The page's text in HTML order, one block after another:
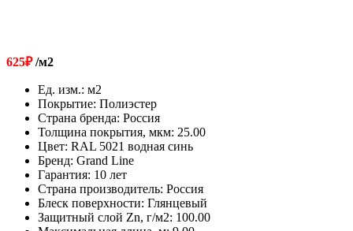
625₽/м2
Ед. изм.: м2
Покрытие: Полиэстер
Страна бренда: Россия
Толщина покрытия, мкм: 25.00
Цвет: RAL 5021 водная синь
Бренд: Grand Line
Гарантия: 10 лет
Страна производитель: Россия
Блеск поверхности: Глянцевый
Защитный слой Zn, г/м2: 100.00